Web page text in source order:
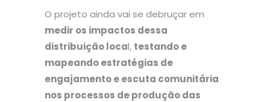
O projeto ainda vai se debruçar em
medir os impactos dessa
distribuição local, testando e
mapeando estratégias de
engajamento e escuta comunitária
nos processos de produção das